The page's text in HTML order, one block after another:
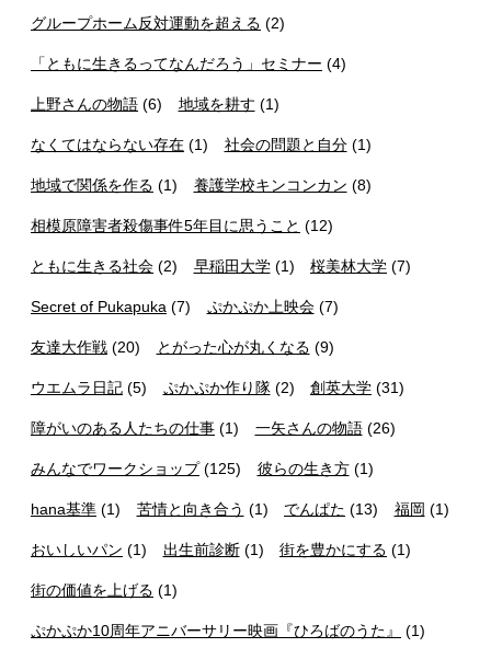
グループホーム反対運動を超える (2)
「ともに生きるってなんだろう」セミナー (4)
上野さんの物語 (6) 地域を耕す (1)
なくてはならない存在 (1) 社会の問題と自分(1)
地域で関係を作る (1) 養護学校キンコンカン (8)
相模原障害者殺傷事件5年目に思うこと (12)
ともに生きる社会 (2) 早稲田大学(1) 桜美林大学 (7)
Secret of Pukapuka (7) ぷかぷか上映会(7)
友達大作戦 (20) とがった心が丸くなる (9)
ウエムラ日記 (5) ぷかぷか作り隊(2) 創英大学 (31)
障がいのある人たちの仕事 (1) 一矢さんの物語(26)
みんなでワークショップ(125) 彼らの生き方(1)
hana基準 (1) 苦情と向き合う (1) でんぱた (13) 福岡 (1)
おいしいパン (1) 出生前診断(1) 街を豊かにする (1)
街の価値を上げる (1)
ぷかぷか10周年アニバーサリー映画『ひろばのうた』 (1)